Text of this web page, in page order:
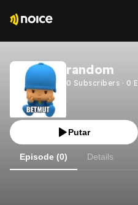
random
0 Subscribers · 0
Putar
Episode (0) Details